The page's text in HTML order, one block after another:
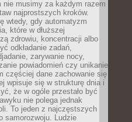
musimy za każdym razem
najprostszych kroków.
wtedy, gdy automatyzm
które w dłuższej
zdrowiu, koncentracji albo
odkładanie zadań,
zarywanie nocy,
powiadomień czy unikanie
częściej dane zachowanie się
wpisuje się w strukturę dnia i
że w ogóle przestało być
nie polega jednak
To jeden z najczęstszych
samorozwoju. Ludzie